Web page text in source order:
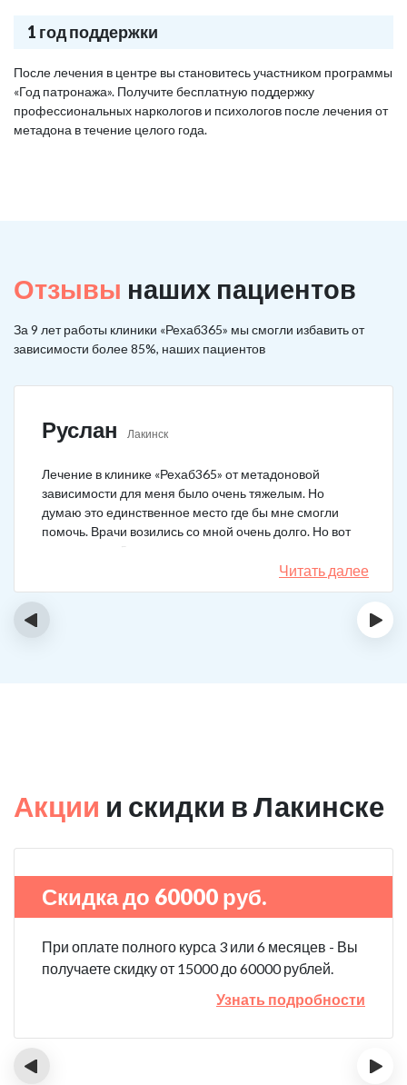
1 год поддержки
После лечения в центре вы становитесь участником программы
«Год патронажа». Получите бесплатную поддержку
профессиональных наркологов и психологов после лечения от
метадона в течение целого года.
Отзывы наших пациентов
За 9 лет работы клиники «Рехаб365» мы смогли избавить от
зависимости более 85%, наших пациентов
Руслан Лакинск
Лечение в клинике «Рехаб365» от метадоновой
зависимости для меня было очень тяжелым. Но
думаю это единственное место где бы мне смогли
помочь. Врачи возились со мной очень долго. Но вот
теперь я уже 5 месяцев не принимаю наркотики.
Читать далее
‹ ›
Акции и скидки в Лакинске
Скидка до 60000 руб.
При оплате полного курса 3 или 6 месяцев - Вы
получаете скидку от 15000 до 60000 рублей.
Узнать подробности
‹ ›